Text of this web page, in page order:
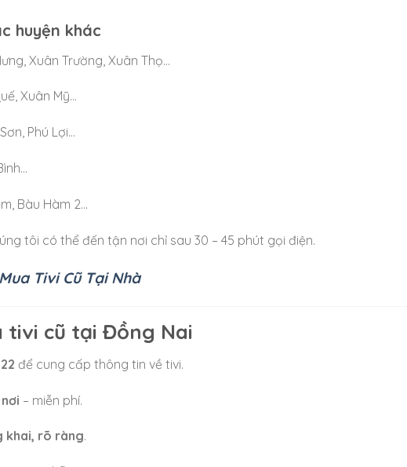
huyện khác
Xuân Trường, Xuân Thọ…
Xuân Mỹ…
Phú Lợi…
Bàu Hàm 2…
tôi có thể đến tận nơi chỉ sau 30 – 45 phút gọi điện.
Tivi Cũ Tại Nhà
cũ tại Đồng Nai
để cung cấp thông tin về tivi.
– miễn phí.
khai, rõ ràng.